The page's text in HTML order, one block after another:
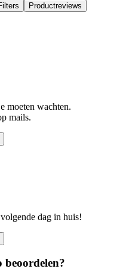
Productreviews
moeten wachten.
mails.
dag in huis!
beoordelen?